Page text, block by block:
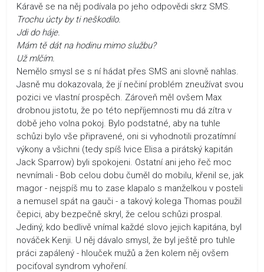
Káravě se na něj podívala po jeho odpovědi skrz SMS.
Trochu úcty by ti neškodilo.
Jdi do háje.
Mám tě dát na hodinu mimo službu?
Už mlčím.
Nemělo smysl se s ní hádat přes SMS ani slovně nahlas.
Jasně mu dokazovala, že jí nečiní problém zneužívat svou
pozici ve vlastní prospěch. Zároveň měl ovšem Max
drobnou jistotu, že po této nepříjemnosti mu dá zítra v
době jeho volna pokoj. Bylo podstatné, aby na tuhle
schůzi bylo vše připravené, oni si vyhodnotili prozatímní
výkony a všichni (tedy spíš lvice Elisa a pirátský kapitán
Jack Sparrow) byli spokojeni. Ostatní ani jeho řeč moc
nevnímali - Bob celou dobu čuměl do mobilu, křenil se, jak
magor - nejspíš mu to zase klapalo s manželkou v posteli
a nemusel spát na gauči - a takový kolega Thomas použil
čepici, aby bezpečně skryl, že celou schůzi prospal.
Jediný, kdo bedlivě vnímal každé slovo jejich kapitána, byl
nováček Kenji. U něj dávalo smysl, že byl ještě pro tuhle
práci zapálený - hlouček mužů a žen kolem něj ovšem
pociťoval syndrom vyhoření.